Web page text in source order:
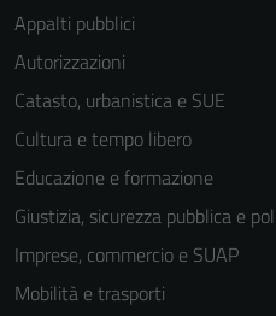
Appalti pubblici
Autorizzazioni
Catasto, urbanistica e SUE
Cultura e tempo libero
Educazione e formazione
Giustizia, sicurezza pubblica e
Imprese, commercio e SUAP
Mobilità e trasporti